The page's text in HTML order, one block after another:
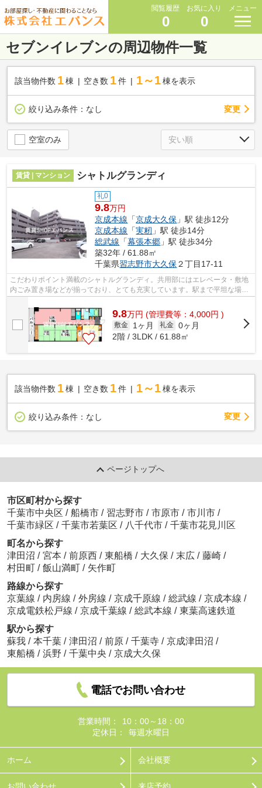
閲覧履歴
0
お気に入り
0
メニュー
セブンイレブンの周辺物件一覧
該当物件数 1棟 空き数 1 件 1～1 棟を表示
絞り込み条件： なし 変更
空室のみ
賃貸 | マンション シャトルグランディ
礼0
9.8万円
京成本線 「京成大久保 」駅 徒歩12分
京成本線 「実籾 」駅 徒歩14分
総武線 「幕張本郷 」駅 徒歩34分
築32年 / 61.88㎡
千葉県習志野市大久保２丁目17-11
こだわりポイント満載のシャトルグランディ。共用部にはエレベータ・敷地
内ごみ置き場などが揃っており、とても充実しています。駅まで平坦な場所
9.8万円 (管理費等：4,000円 )
敷金 1ヶ月 礼金 0ヶ月
2階 / 3LDK / 61.88㎡
該当物件数 1棟 空き数 1 件 1～1 棟を表示
絞り込み条件： なし 変更
ページトップへ
市区町村から探す
千葉市中央区 / 船橋市 / 習志野市 / 市原市 / 市川市 /
千葉市緑区 / 千葉市若葉区 / 八千代市 / 千葉市花見川区
町名から探す
津田沼 / 宮本 / 前原西 / 東船橋 / 大久保 / 末広 / 藤崎 /
村田町 / 飯山満町 / 矢作町
路線から探す
京葉線 / 内房線 / 外房線 / 京成千原線 / 総武線 / 京成本線 /
京成電鉄松戸線 / 京成千葉線 / 総武本線 / 東葉高速鉄道
駅から探す
蘇我 / 本千葉 / 津田沼 / 前原 / 千葉寺 / 京成津田沼 /
東船橋 / 浜野 / 千葉中央 / 京成大久保
電話でお問い合わせ
営業時間：
10：00～18：00
定休日：
毎週水曜日
ホーム 会社概要
お問い合わせ 来店予約